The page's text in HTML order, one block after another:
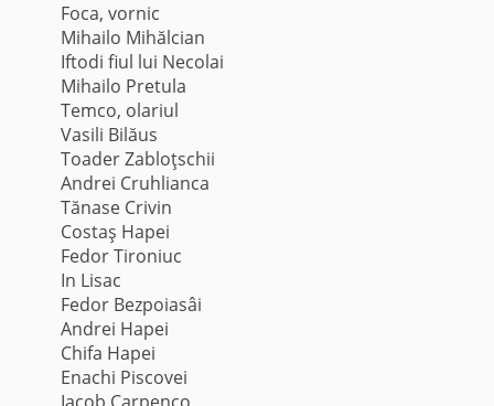
Foca, vornic
Mihailo Mihălcian
Iftodi fiul lui Necolai
Mihailo Pretula
Temco, olariul
Vasili Bilăus
Toader Zabloţschii
Andrei Cruhlianca
Tănase Crivin
Costaş Hapei
Fedor Tironiuc
In Lisac
Fedor Bezpoiasâi
Andrei Hapei
Chifa Hapei
Enachi Piscovei